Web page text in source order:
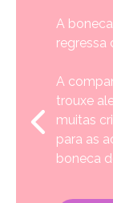
A
regressa
A
trouxe
muitas
para as
boneca